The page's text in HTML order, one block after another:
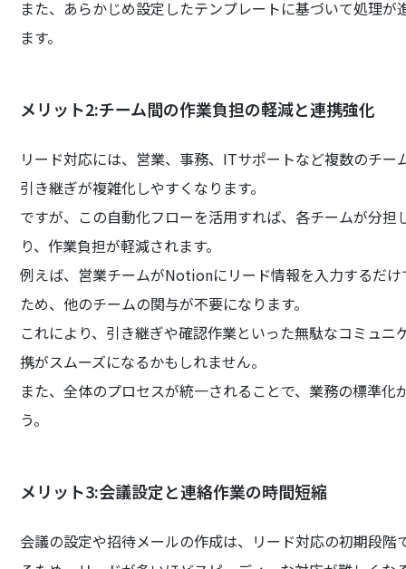
また、あらかじめ設定したテンプレートに基づいて処理
ます。
メリット2:チーム間の作業負担の軽減と連携強化
リード対応には、営業、事務、ITサポートなど複数のチ
引き継ぎが複雑化しやすくなります。
ですが、この自動化フローを活用すれば、各チームが分
り、作業負担が軽減されます。
例えば、営業チームがNotionにリード情報を入力するだ
ため、他のチームの関与が不要になります。
これにより、引き継ぎや確認作業といった無駄なコミュ
携がスムーズになるかもしれません。
また、全体のプロセスが統一されることで、業務の標準
う。
メリット3:会議設定と連絡作業の時間短縮
会議の設定や招待メールの作成は、リード対応の初期段